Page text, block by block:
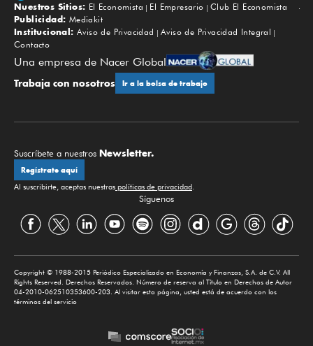
Subir
Nuestros Sitios: El Economista El Empresario
Club El Economista
Publicidad: Mediakit
Institucional: Aviso de Privacidad
Aviso de Privacidad Integral
Contacto
Una empresa de Nacer Global
Trabaja con nosotros Ir a la bolsa de trabajo
Suscríbete a nuestros Newsletter.
Regístrate aquí
Al suscribirte, aceptas nuestras políticas de privacidad.
Síguenos
Copyright © 1988-2015 Periódico Especializado en Economía y Finanzas, S.A. de C.V. All
Rights Reserved. Derechos Reservados. Número de reserva al Título en Derechos de Autor
04-2010-062510353600-203. Al visitar esta página, usted está de acuerdo con los
términos del servicio